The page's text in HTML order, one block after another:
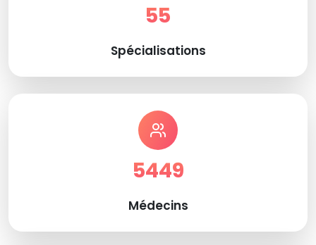
55
Spécialisations
5449
Médecins